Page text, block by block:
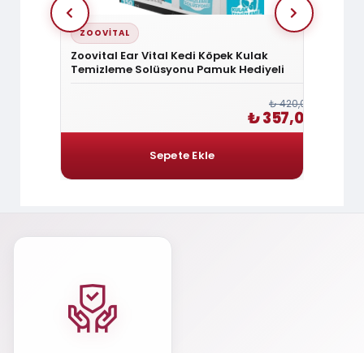
ZOOVITAL
Zoovital Ear Vital Kedi Köpek Kulak
Temizleme Solüsyonu Pamuk Hediyeli
₺ 420,00
₺ 357,00